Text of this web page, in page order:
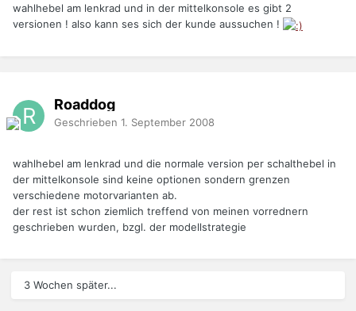
wahlhebel am lenkrad und in der mittelkonsole es gibt 2
versionen ! also kann ses sich der kunde aussuchen !
Roaddog
Geschrieben 1. September 2008
wahlhebel am lenkrad und die normale version per schalthebel in
der mittelkonsole sind keine optionen sondern grenzen
verschiedene motorvarianten ab.
der rest ist schon ziemlich treffend von meinen vorrednern
geschrieben wurden, bzgl. der modellstrategie
3 Wochen später...